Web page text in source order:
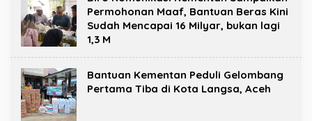
Permohonan Maaf, Bantuan Beras Kini
Sudah Mencapai 16 Milyar, bukan lagi
1,3 M
Bantuan Kementan Peduli Gelombang
Pertama Tiba di Kota Langsa, Aceh